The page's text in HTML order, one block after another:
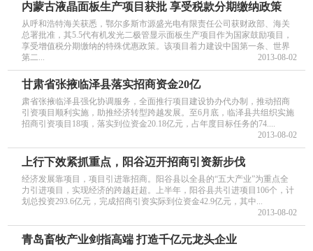
内蒙古液晶面板生产项目获批 享受税款分期缴纳政策
从呼和浩特海关获悉，鄂尔多斯市源盛光电有限责任公司获财政部、海关
总署批准，其5.5代有机发光二极管显示面板生产项目作为国家鼓励项目，
享受增值税分期缴纳的特殊优惠政策。该项目着力建设中国第一条、世界
第二...
2013-08-02
甘肃省张掖临泽县落实招商资金20亿
肃省张掖临泽县强化协调服务，全面推行项目建设协办代办制，推动招商
引资项目顺利实施，助推经济转型跨越发展。至6月底，临泽县共组织实施
招商引资项目18项，落实到位资金20.18亿元，占年度目标任务的74....
2013-08-02
上行下效紧抓重点，阳谷迈开招商引资新步伐
经济发展靠项目，项目引进靠招商。阳谷县以全县的“五大产业”为重点全
力引进项目，实现经济的跨越赶超。上半年，阳谷县共引进项目106个，计
划总投资293.6亿元，完成招商引资实际到位资金42.9亿元，其中...
2013-08-02
青岛畜牧产业剑指高端 打造千亿元龙头企业